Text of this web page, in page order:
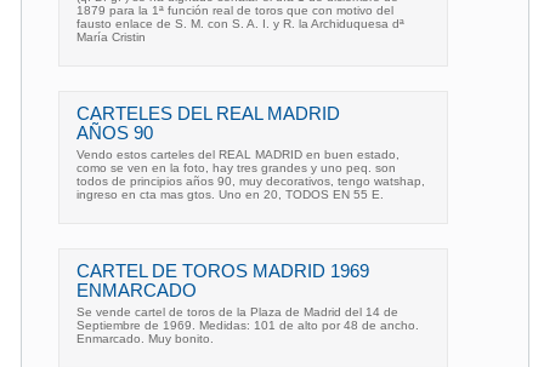
1879 para la 1ª función real de toros que con motivo del
fausto enlace de S. M. con S. A. I. y R. la Archiduquesa dª
María Cristin
CARTELES DEL REAL MADRID
AÑOS 90
Vendo estos carteles del REAL MADRID en buen estado,
como se ven en la foto, hay tres grandes y uno peq. son
todos de principios años 90, muy decorativos, tengo watshap,
ingreso en cta mas gtos. Uno en 20, TODOS EN 55 E.
CARTEL DE TOROS MADRID 1969
ENMARCADO
Se vende cartel de toros de la Plaza de Madrid del 14 de
Septiembre de 1969. Medidas: 101 de alto por 48 de ancho.
Enmarcado. Muy bonito.